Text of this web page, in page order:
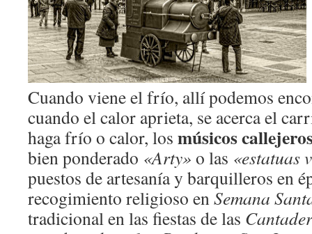
Cuando viene el frío, allí podemos
cuando el calor aprieta, se acerca el
haga frío o calor, los músicos
bien ponderado «Arty» o las «estatuas
puestos de artesanía y barquilleros en
recogimiento religioso enSemana
tradicional en las fiestas de las